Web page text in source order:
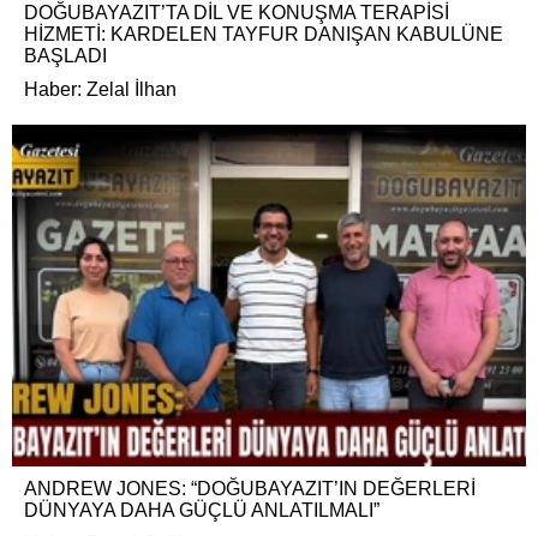
DOĞUBAYAZIT’TA DİL VE KONUŞMA TERAPİSİ
HİZMETİ: KARDELEN TAYFUR DANIŞAN KABULÜNE
BAŞLADI
Haber: Zelal İlhan
ANDREW JONES: “DOĞUBAYAZIT’IN DEĞERLERİ
DÜNYAYA DAHA GÜÇLÜ ANLATILMALI”